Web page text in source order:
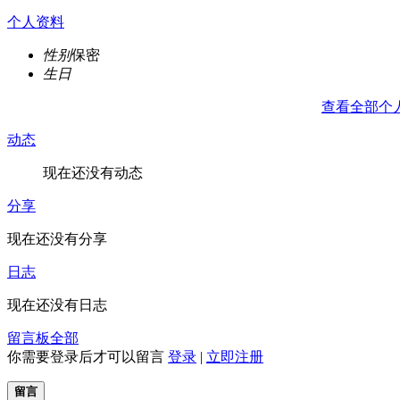
个人资料
性别保密
生日
查看全部个
动态
现在还没有动态
分享
现在还没有分享
日志
现在还没有日志
留言板全部
你需要登录后才可以留言 登录 | 立即注册
留言